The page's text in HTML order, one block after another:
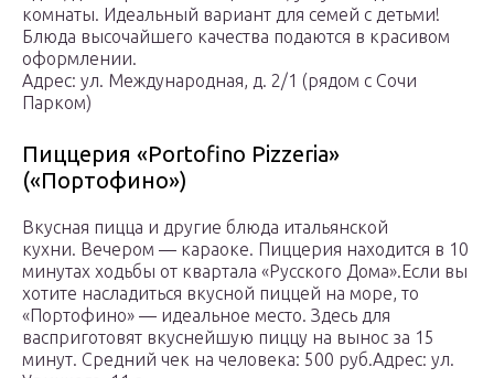
комнаты. Идеальный вариант для семей с детьми!
Блюда высочайшего качества подаются в красивом
оформлении.
Адрес: ул. Международная, д. 2/1 (рядом с Сочи
Парком)
Пиццерия «Portofino Pizzeria»
(«Портофино»)
Вкусная пицца и другие блюда итальянской
кухни. Вечером — караоке. Пиццерия находится в 10
минутах ходьбы от квартала «Русского Дома».Если вы
хотите насладиться вкусной пиццей на море, то
«Портофино» — идеальное место. Здесь для
васприготовят вкуснейшую пиццу на вынос за 15
минут. Средний чек на человека: 500 руб.Адрес: ул.